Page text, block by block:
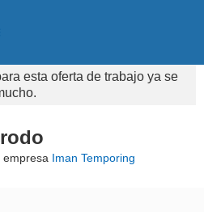
esta oferta de trabajo ya se
empresa Iman Temporing